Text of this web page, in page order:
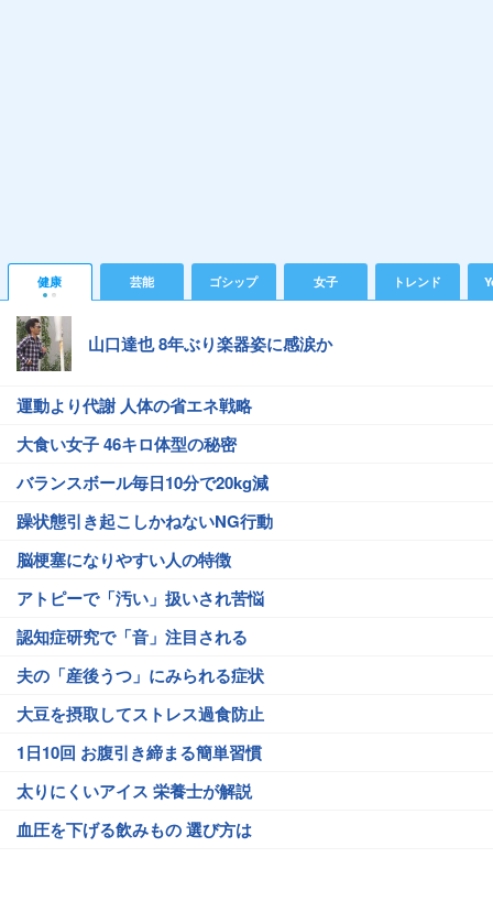
健康 芸能 ゴシップ 女子 トレンド
山口達也 8年ぶり楽器姿に感涙か
運動より代謝 人体の省エネ戦略
大食い女子 46キロ体型の秘密
バランスボール毎日10分で20kg減
躁状態引き起こしかねないNG行動
脳梗塞になりやすい人の特徴
アトピーで「汚い」扱いされ苦悩
認知症研究で「音」注目される
夫の「産後うつ」にみられる症状
大豆を摂取してストレス過食防止
1日10回 お腹引き締まる簡単習慣
太りにくいアイス 栄養士が解説
血圧を下げる飲みもの 選び方は